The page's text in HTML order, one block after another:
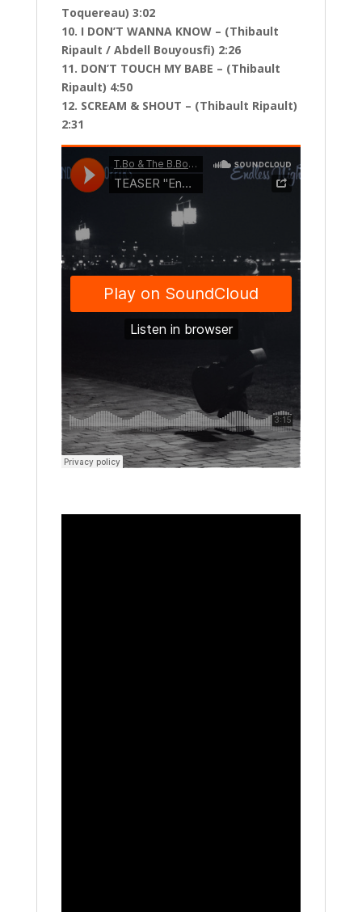
Toquereau) 3:02
10. I DON’T WANNA KNOW – (Thibault
Ripault / Abdell Bouyousfi) 2:26
11. DON’T TOUCH MY BABE – (Thibault
Ripault) 4:50
12. SCREAM & SHOUT – (Thibault Ripault)
2:31